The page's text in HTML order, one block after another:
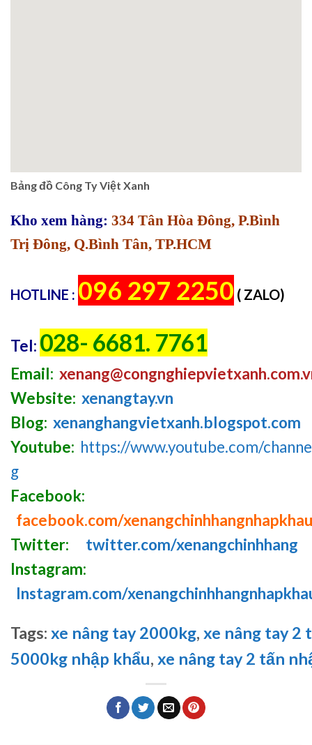
Bảng đồ Công Ty Việt Xanh
Kho xem hàng: 334 Tân Hòa Đông, P.Bình
Trị Đông, Q.Bình Tân, TP.HCM
HOTLINE : 096 297 2250 ( ZALO)
Tel: 028- 6681. 7761
Email:
Website: xenangtay.vn
Blog: xenanghangvietxanh.blogspot.com
Youtube: https://www.youtube.com/
g
Facebook:
facebook.com/xenangchinhhangnhapkhau
Twitter:
twitter.com/xenangchinhhang
Instagram:
Instagram.com/
Tags: xe nâng tay 2000kg, xe nâng tay 2
5000kg nhập khẩu, xe nâng tay 2 tấn